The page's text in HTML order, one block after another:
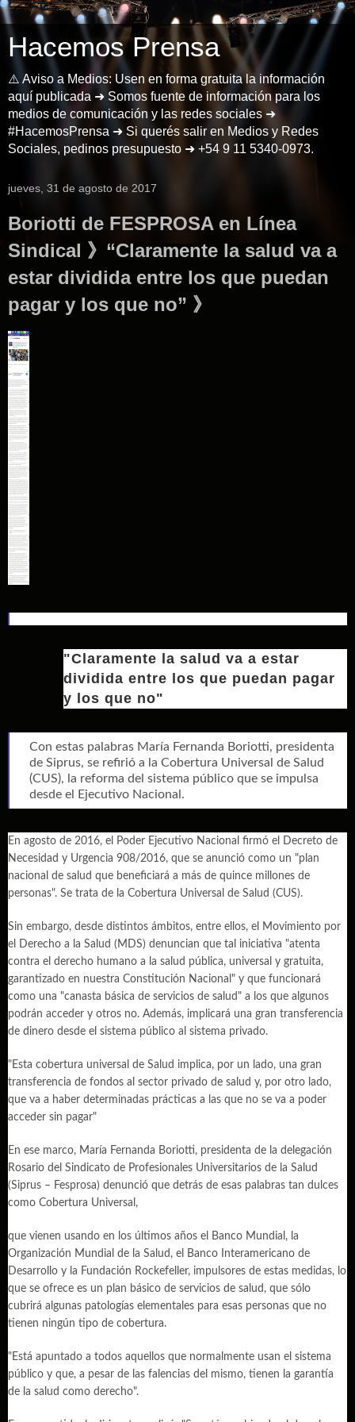
Hacemos Prensa
⚠️ Aviso a Medios: Usen en forma gratuita la información
aquí publicada ➜ Somos fuente de información para los
medios de comunicación y las redes sociales ➜
#HacemosPrensa ➜ Si querés salir en Medios y Redes
Sociales, pedinos presupuesto ➜ +54 9 11 5340-0973.
jueves, 31 de agosto de 2017
Boriotti de FESPROSA en Línea
Sindical 》“Claramente la salud va a
estar dividida entre los que puedan
pagar y los que no” 》
"Claramente la salud va a estar
dividida entre los que puedan pagar
y los que no"
Con estas palabras María Fernanda Boriotti, presidenta
de Siprus, se refirió a la Cobertura Universal de Salud
(CUS), la reforma del sistema público que se impulsa
desde el Ejecutivo Nacional.
En agosto de 2016, el Poder Ejecutivo Nacional firmó el Decreto de
Necesidad y Urgencia 908/2016, que se anunció como un "plan
nacional de salud que beneficiará a más de quince millones de
personas". Se trata de la Cobertura Universal de Salud (CUS).
Sin embargo, desde distintos ámbitos, entre ellos, el Movimiento por
el Derecho a la Salud (MDS) denuncian que tal iniciativa "atenta
contra el derecho humano a la salud pública, universal y gratuita,
garantizado en nuestra Constitución Nacional" y que funcionará
como una "canasta básica de servicios de salud" a los que algunos
podrán acceder y otros no. Además, implicará una gran transferencia
de dinero desde el sistema público al sistema privado.
"Esta cobertura universal de Salud implica, por un lado, una gran
transferencia de fondos al sector privado de salud y, por otro lado,
que va a haber determinadas prácticas a las que no se va a poder
acceder sin pagar"
En ese marco, María Fernanda Boriotti, presidenta de la delegación
Rosario del Sindicato de Profesionales Universitarios de la Salud
(Siprus – Fesprosa) denunció que detrás de esas palabras tan dulces
como Cobertura Universal,
que vienen usando en los últimos años el Banco Mundial, la
Organización Mundial de la Salud, el Banco Interamericano de
Desarrollo y la Fundación Rockefeller, impulsores de estas medidas, lo
que se ofrece es un plan básico de servicios de salud, que sólo
cubrirá algunas patologías elementales para esas personas que no
tienen ningún tipo de cobertura.
"Está apuntado a todos aquellos que normalmente usan el sistema
público y que, a pesar de las falencias del mismo, tienen la garantía
de la salud como derecho".